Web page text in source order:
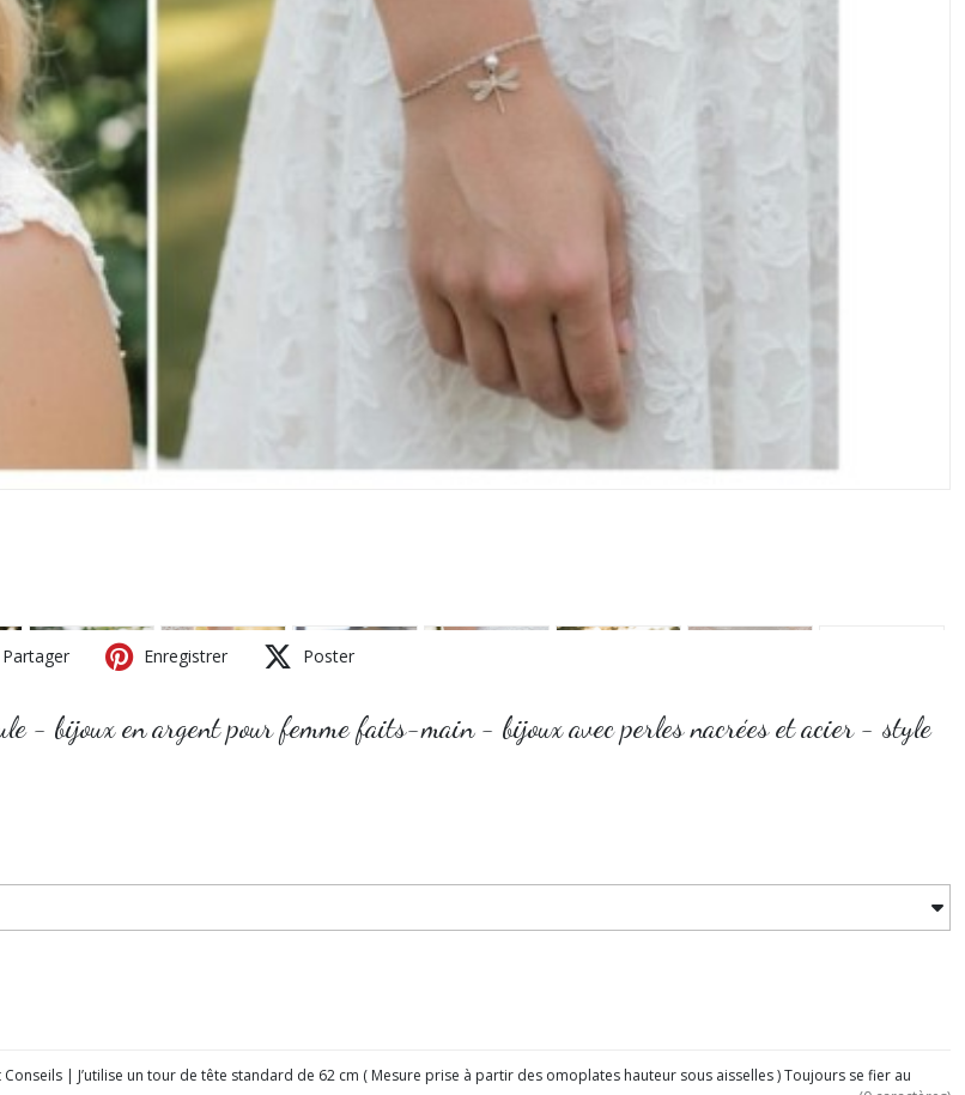
Partager Enregistrer Poster
- bijoux en argent pour femme faits-main - bijoux avec perles nacrées et acier - style
| J’utilise un tour de tête standard de 62 cm ( Mesure prise à partir des omoplates hauteur sous aisselles ) Toujours se fier au